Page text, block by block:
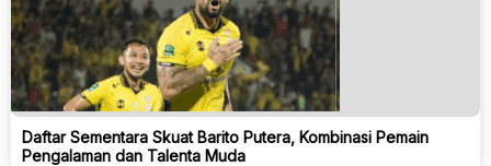
Daftar Sementara Skuat Barito Putera, Kombinasi Pemain
Pengalaman dan Talenta Muda